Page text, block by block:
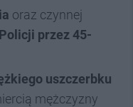
oraz czynnej
przez 45-
uszczerbku
mężczyzny